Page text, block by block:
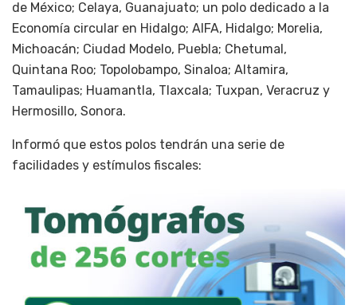
de México; Celaya, Guanajuato; un polo dedicado a la
Economía circular en Hidalgo; AIFA, Hidalgo; Morelia,
Michoacán; Ciudad Modelo, Puebla; Chetumal,
Quintana Roo; ⁠⁠Topolobampo, Sinaloa; Altamira,
Tamaulipas; Huamantla, Tlaxcala; Tuxpan, Veracruz y
Hermosillo, Sonora.
Informó que estos polos tendrán una serie de
facilidades y estímulos fiscales: